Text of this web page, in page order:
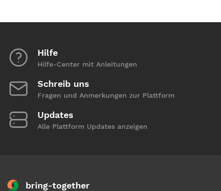
Hilfe
Hilfe-Center mit Anleitungen
Schreib uns
Fragen und Anmerkungen zur Plattform
Updates
Alle Plattform Updates anzeigen
bring-together